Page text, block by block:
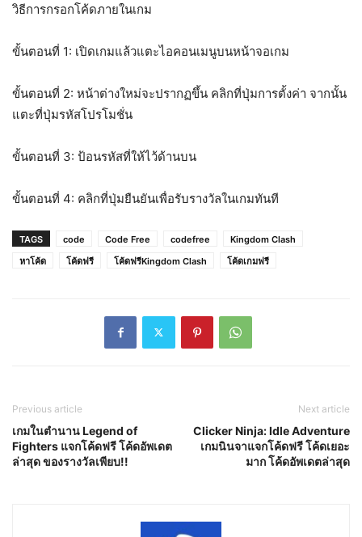
วิธีการกรอกโค้ดภายในเกม
ขั้นตอนที่ 1: เปิดเกมแล้วแตะไอคอนเมนูบนหน้าจอเกม
ขั้นตอนที่ 2: หน้าต่างใหม่จะปรากฏขึ้น คลิกที่ปุ่มการตั้งค่า จากนั้น
แตะที่ปุ่มรหัสโปรโมชั่น
ขั้นตอนที่ 3: ป้อนรหัสที่ให้ไว้ด้านบน
ขั้นตอนที่ 4: คลิกที่ปุ่มยืนยันเพื่อรับรางวัลในเกมทันที
TAGS code Code Free codefree
Kingdom Clash
หาโค้ด
โค้ดฟรี โค้ดฟรีKingdom Clash โค้ดเกมฟรี
Previous article
เกมในตำนาน Legend of
Fighters แจกโค้ดฟรี โค้ดอัพเดต
ล่าสุด ของรางวัลเพียบ!!
Next article
Clicker Ninja: Idle Adventure
เกมนินจาแจกโค้ดฟรี โค้ดเยอะ
มาก โค้ดอัพเดตล่าสุด